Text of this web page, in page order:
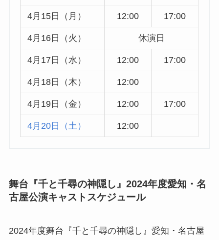
4月15日（月） 12:00 17:00
4月16日（火） 休演日
4月17日（水） 12:00 17:00
4月18日（木） 12:00
4月19日（金） 12:00 17:00
4月20日（土） 12:00
舞台『千と千尋の神隠し』2024年度愛知・名
古屋公演キャストスケジュール
2024年度舞台『千と千尋の神隠し』愛知・名古屋